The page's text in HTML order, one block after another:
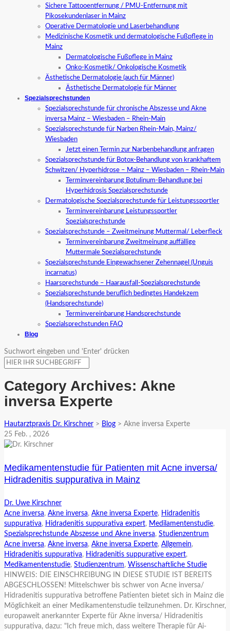
Sichere Tattooentfernung / PMU-Entfernung mit
Pikosekundenlaser in Mainz
Operative Dermatologie und Laserbehandlung
Medizinische Kosmetik und dermatologische Fußpflege in
Mainz
Dermatologische Fußpflege in Mainz
Onko-Kosmetik/ Onkologische Kosmetik
Ästhetische Dermatologie (auch für Männer)
Ästhetische Dermatologie für Männer
Spezialsprechstunden
Spezialsprechstunde für chronische Abszesse und Akne
inversa Mainz – Wiesbaden – Rhein-Main
Spezialsprechstunde für Narben Rhein-Main, Mainz/
Wiesbaden
Jetzt einen Termin zur Narbenbehandlung anfragen
Spezialsprechstunde für Botox-Behandlung von krankhaftem
Schwitzen/ Hyperhidrose – Mainz – Wiesbaden – Rhein-Main
Terminvereinbarung Botulinum-Behandlung bei
Hyperhidrosis Spezialsprechstunde
Dermatologische Spezialsprechstunde für Leistungssportler
Terminvereinbarung Leistungssportler
Spezialsprechstunde
Spezialsprechstunde – Zweitmeinung Muttermal/ Leberfleck
Terminvereinbarung Zweitmeinung auffällige
Muttermale Spezialsprechstunde
Spezialsprechstunde Eingewachsener Zehennagel (Unguis
incarnatus)
Haarsprechstunde – Haarausfall-Spezialsprechstunde
Spezialsprechstunde beruflich bedingtes Handekzem
(Handsprechstunde)
Terminvereinbarung Handsprechstunde
Spezialsprechstunden FAQ
Blog
Suchwort eingeben und 'Enter' drücken
Category Archives: Akne
inversa Experte
Hautarztpraxis Dr. Kirschner > Blog > Akne inversa Experte
25 Feb. , 2026
Medikamentenstudie für Patienten mit Acne inversa/
Hidradenitis suppurativa in Mainz
Dr. Uwe Kirschner
Acne inversa, Akne inversa, Akne inversa Experte, Hidradenitis
suppurativa, Hidradenitis suppurativa expert, Medilamentenstudie,
Spezialsprechstunde Abszesse und Akne inversa, Studienzentrum
Acne inversa, Akne inversa, Akne inversa Experte, Allgemein,
Hidradenitis suppurativa, Hidradenitis suppurative expert,
Medikamentenstudie, Studienzentrum, Wissenschaftliche Studie
HINWEIS: DIE EINSCHREIBUNG IN DIESE STUDIE IST BEREITS
ABGESCHLOSSEN! Mittelschwer bis schwer von Acne inversa/
Hidradenitis suppurativa betroffene Patienten bietet sich in Mainz die
Möglichkeit an einer Medikamentenstudie teilzunehmen. Dr. Kirschner,
europaweit anerkannter Experte für Akne inversa/ Hidradenitis
suppurativa, dazu: "Ich freue mich, dass weitere Therapie für Ai-